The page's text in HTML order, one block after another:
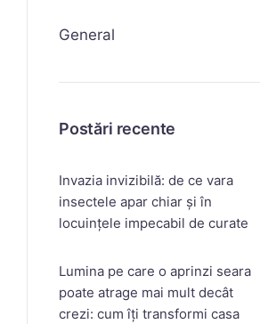
General
Postări recente
Invazia invizibilă: de ce vara
insectele apar chiar și în
locuințele impecabil de curate
Lumina pe care o aprinzi seara
poate atrage mai mult decât
crezi: cum îți transformi casa